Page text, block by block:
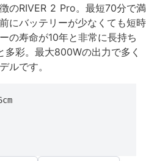
のRIVER 2 Pro。最短70分で満
にバッテリーが少なくても短時
の寿命が10年と非常に長持ち
多彩。最大800Wの出力で多く
ルです。